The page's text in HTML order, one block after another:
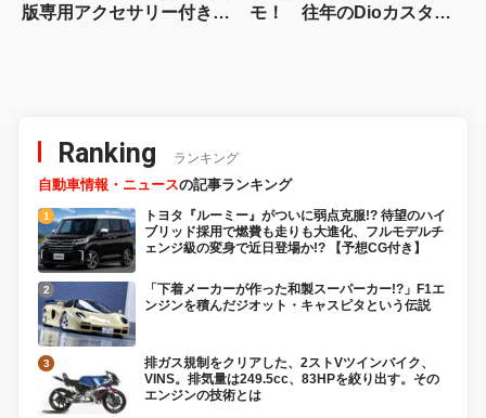
版専用アクセサリー付きで
モ！ 往年のDioカスタム
Ranking ランキング
自動車情報・ニュースの記事ランキング
トヨタ『ルーミー』がついに弱点克服!? 待望のハイ
ブリッド採用で燃費も走りも大進化、フルモデルチ
ェンジ級の変身で近日登場か!? 【予想CG付き】
「下着メーカーが作った和製スーパーカー!?」F1エ
ンジンを積んだジオット・キャスピタという伝説
排ガス規制をクリアした、2ストVツインバイク、
VINS。排気量は249.5cc、83HPを絞り出す。その
エンジンの技術とは